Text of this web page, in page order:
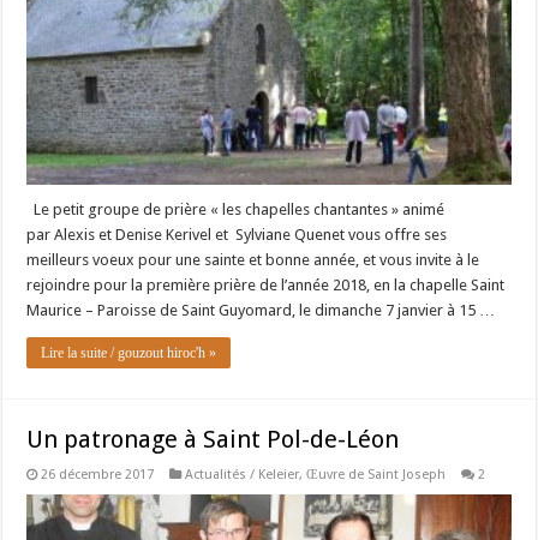
Le petit groupe de prière « les chapelles chantantes » animé
par Alexis et Denise Kerivel et Sylviane Quenet vous offre ses
meilleurs voeux pour une sainte et bonne année, et vous invite à le
rejoindre pour la première prière de l’année 2018, en la chapelle Saint
Maurice – Paroisse de Saint Guyomard, le dimanche 7 janvier à 15 …
Lire la suite / gouzout hiroc'h »
Un patronage à Saint Pol-de-Léon
26 décembre 2017 Actualités / Keleier,Œuvre de Saint Joseph 2